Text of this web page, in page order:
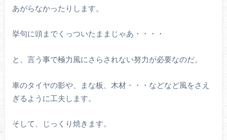
あがらなかったりします。
挙句に頭までくっついたままじゃあ・・・・
と、言う事で極力風にさらされない努力が必要なのだ。
車のタイヤの影や、まな板、木材・・・などなど風をさえ
ぎるように工夫します。
そして、じっくり焼きます。